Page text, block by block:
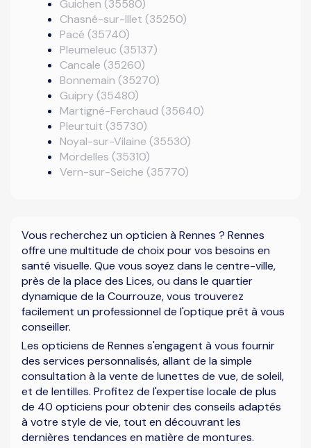
Guichen (35580)
Chasné-sur-Illet (35250)
Pacé (35740)
Pleumeleuc (35137)
Cancale (35260)
Bonnemain (35270)
Guipry (35480)
Martigné-Ferchaud (35640)
Pleurtuit (35730)
Noyal-sur-Vilaine (35530)
Mordelles (35310)
Vern-sur-Seiche (35770)
Vous recherchez un opticien à Rennes ? Rennes
offre une multitude de choix pour vos besoins en
santé visuelle. Que vous soyez dans le centre-ville,
près de la place des Lices, ou dans le quartier
dynamique de la Courrouze, vous trouverez
facilement un professionnel de l'optique prêt à vous
conseiller.
Les opticiens de Rennes s'engagent à vous fournir
des services personnalisés, allant de la simple
consultation à la vente de lunettes de vue, de soleil,
et de lentilles. Profitez de l'expertise locale de plus
de 40 opticiens pour obtenir des conseils adaptés
à votre style de vie, tout en découvrant les
dernières tendances en matière de montures.